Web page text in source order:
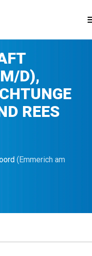
D),
REES
(Emmerich am